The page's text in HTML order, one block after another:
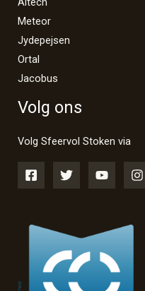
Meteor
Jydepejsen
Ortal
Jacobus
Volg ons
Volg Sfeervol Stoken via